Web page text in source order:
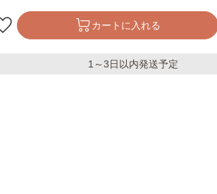
カートに入れる
1～3日以内発送予定